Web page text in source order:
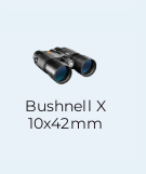
Bushnell X
10х42mm